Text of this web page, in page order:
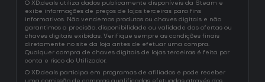
O XD.deals utiliza dados publicamente disponíveis da Steam e
exibe informações de preços de lojas terceiras para fins
informativos. Não vendemos produtos ou chaves digitais e não
garantimos a precisão, disponibilidade ou validade das ofertas ou
chaves digitais exibidas. Verifique sempre as condições finais
diretamente no site da loja antes de efetuar uma compra.
Qualquer compra de chaves digitais de lojas terceiras é feita por
conta e risco do Utilizador.
O XD.deals participa em programas de afiliados e pode receber